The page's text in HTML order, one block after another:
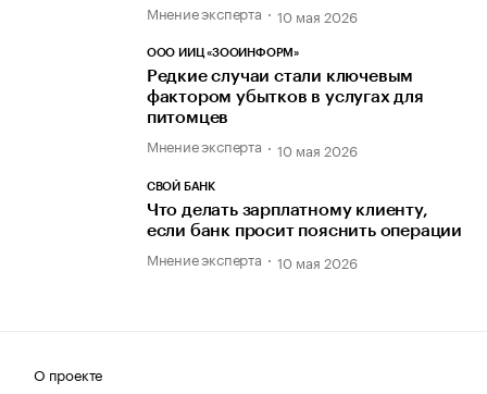
Мнение эксперта 10 мая 2026
ООО ИИЦ «ЗООИНФОРМ»
Редкие случаи стали ключевым
фактором убытков в услугах для
питомцев
Мнение эксперта 10 мая 2026
СВОЙ БАНК
Что делать зарплатному клиенту,
если банк просит пояснить операции
Мнение эксперта 10 мая 2026
О проекте